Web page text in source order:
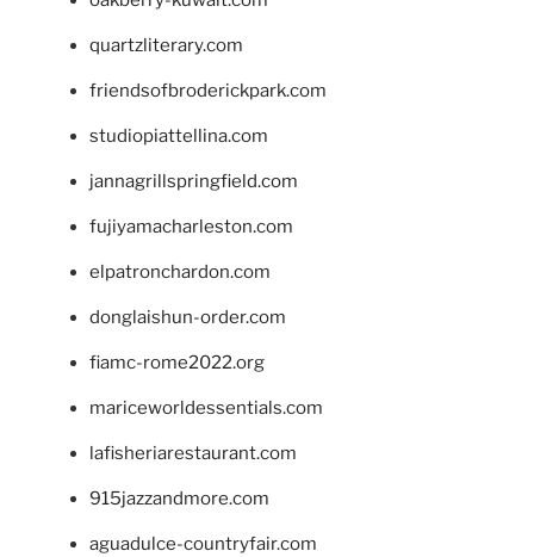
quartzliterary.com
friendsofbroderickpark.com
studiopiattellina.com
jannagrillspringfield.com
fujiyamacharleston.com
elpatronchardon.com
donglaishun-order.com
fiamc-rome2022.org
mariceworldessentials.com
lafisheriarestaurant.com
915jazzandmore.com
aguadulce-countryfair.com